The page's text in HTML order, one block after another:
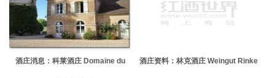
酒庄消息：科莱酒庄 Domaine du
酒庄资料：林克酒庄 Weingut Rinke